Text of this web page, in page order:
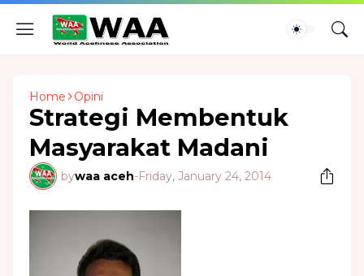
Home Opini
Strategi Membentuk
Masyarakat Madani
bywaa aceh-Friday, January 24, 2014